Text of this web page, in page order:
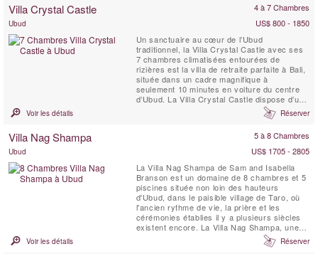
Villa Crystal Castle 4 à 7 Chambres
Ubud
US$ 800 - 1850
Un sanctuaire au cœur de l’Ubud
traditionnel, la Villa Crystal Castle avec ses
7 chambres climatisées entourées de
rizières est la villa de retraite parfaite à Bali,
située dans un cadre magnifique à
seulement 10 minutes en voiture du centre
d’Ubud. La Villa Crystal Castle dispose d’une
grande piscine de 18 x 5 mètres de taille
comparable à celle d’un complexe hôtelier,
Soins Spa, le tout niché dans un vaste jardin
Voir les détails Réserver
Villa Nag Shampa 5 à 8 Chambres
Ubud
US$ 1705 - 2805
La Villa Nag Shampa de Sam and Isabella
Branson est un domaine de 8 chambres et 5
piscines située non loin des hauteurs
d'Ubud, dans le paisible village de Taro, où
l'ancien rythme de vie, la prière et les
cérémonies établies il y a plusieurs siècles
existent encore. La Villa Nag Shampa, une
villa de retraite privée, offre une architecture
javanaise traditionnelle de style Joglo,
Voir les détails Réserver